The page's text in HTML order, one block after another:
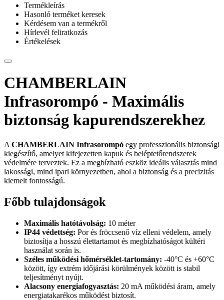
Termékleírás
Hasonló terméket keresek
Kérdésem van a termékről
Hírlevél feliratkozás
Értékelések
CHAMBERLAIN
Infrasorompó - Maximális
biztonság kapurendszerekhez
A CHAMBERLAIN Infrasorompó egy professzionális biztonsági
kiegészítő, amelyet kifejezetten kapuk és beléptetőrendszerek
védelmére terveztek. Ez a megbízható eszköz ideális választás mind
lakossági, mind ipari környezetben, ahol a biztonság és a precizitás
kiemelt fontosságú.
Főbb tulajdonságok
Maximális hatótávolság: 10 méter
IP44 védettség: Por és fröccsenő víz elleni védelem, amely
biztosítja a hosszú élettartamot és megbízhatóságot kültéri
használat során is.
Széles működési hőmérséklet-tartomány: -40°C és +60°C
között, így extrém időjárási körülmények között is stabil
teljesítményt nyújt.
Alacsony energiafogyasztás: 20 mA működési áram, amely
energiatakarékos működést biztosít.